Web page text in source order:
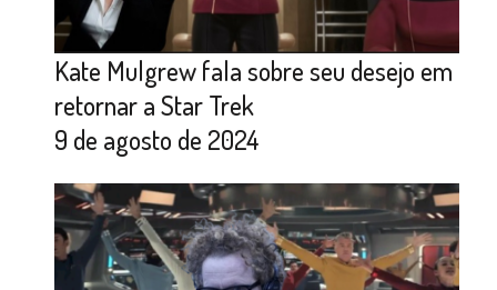
Kate Mulgrew fala sobre seu desejo em
retornar a Star Trek
9 de agosto de 2024